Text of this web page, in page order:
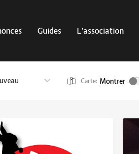
Guides L’association
Carte: Montrer